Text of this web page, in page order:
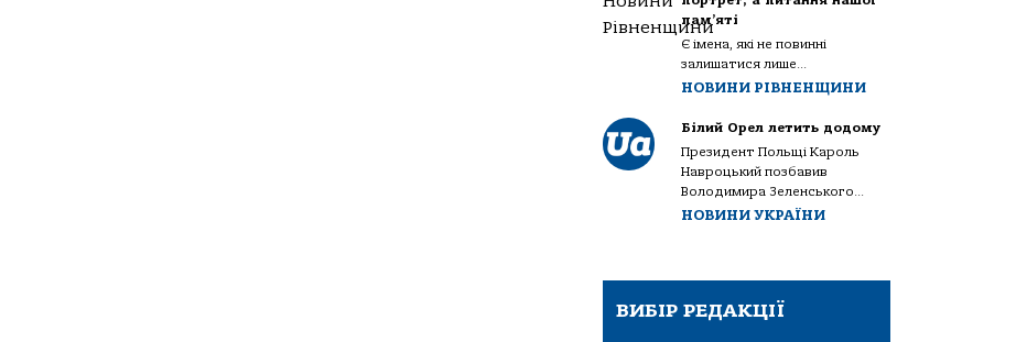
пам’яті
Є імена, які не повинні
залишатися лише...
НОВИНИ РІВНЕНЩИНИ
Білий Орел летить додому
Президент Польщі Кароль
Навроцький позбавив
Володимира Зеленського...
НОВИНИ УКРАЇНИ
ВИБІР РЕДАКЦІЇ